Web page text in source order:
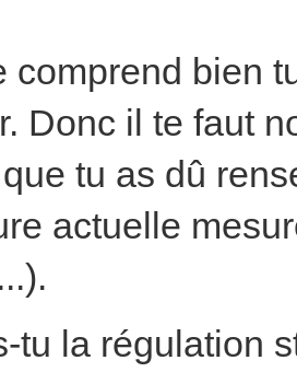
comprend bien
Donc il te faut
tu as dû
actuelle
tu la régulation